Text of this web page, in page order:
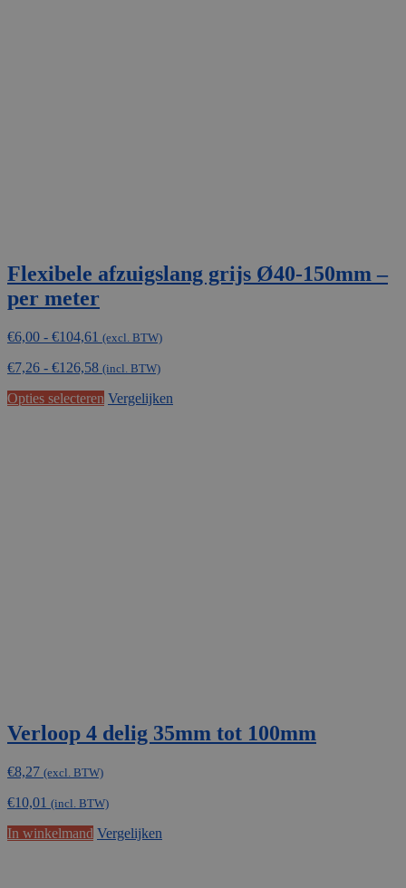
Flexibele afzuigslang grijs Ø40-150mm –
per meter
€6,00 - €104,61 Prijsklasse:
tot
(excl. BTW)
€7,26 - €126,58 (incl. BTW)
Opties selecteren Dit
Vergelijken
Verloop 4 delig 35mm tot 100mm
€8,27 (excl. BTW)
€10,01 (incl. BTW)
In winkelmand Vergelijken